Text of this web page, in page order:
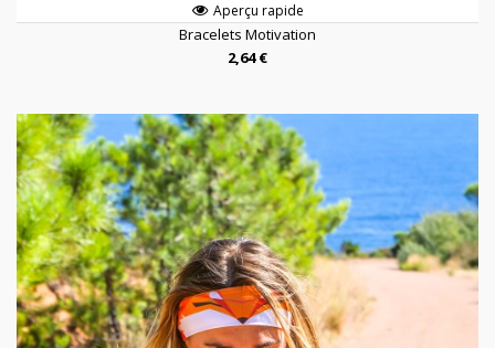
Aperçu rapide
Bracelets Motivation
2,64 €